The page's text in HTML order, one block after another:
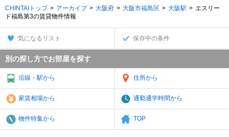
CHINTAIトップ アーカイブ 大阪府 大阪市福島区 大阪駅
エスリー
ド福島第3の賃貸物件情報
気になるリスト 保存中の条件
別の探し方でお部屋を探す
沿線・駅から 住所から
家賃相場から 通勤通学時間から
物件特集から TOP